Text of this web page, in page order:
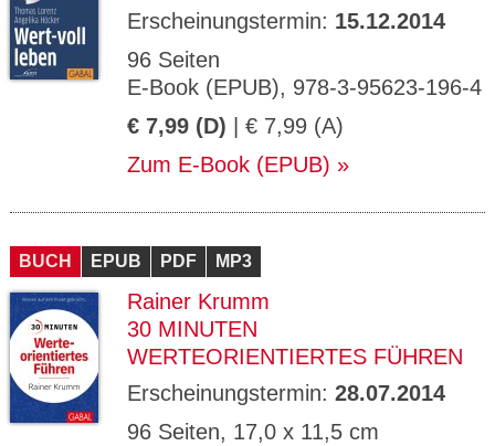
Erscheinungstermin: 15.12.2014
96 Seiten
E-Book (EPUB), 978-3-95623-196-4
€ 7,99 (D) | € 7,99 (A)
Zum E-Book (EPUB)
BUCH EPUB PDF MP3
Rainer Krumm
30 MINUTEN
WERTEORIENTIERTES FÜHREN
Erscheinungstermin: 28.07.2014
96 Seiten, 17,0 x 11,5 cm